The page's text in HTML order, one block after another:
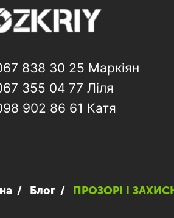
838 30 25 Маркіян
355 04 77 Ліля
902 86 61 Катя
Блог ПРОЗОРІ І